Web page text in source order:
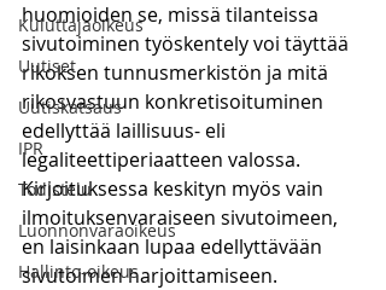
Kuluttajaoikeus
Uutiset
Uutiskatsaus
IPR
Todistelu
Luonnonvaraoikeus
Hallinto-oikeus
huomioiden se, missä tilanteissa
sivutoiminen työskentely voi täyttää
rikoksen tunnusmerkistön ja mitä
rikosvastuun konkretisoituminen
edellyttää laillisuus- eli
legaliteettiperiaatteen valossa.
Kirjoituksessa keskityn myös vain
ilmoituksenvaraiseen sivutoimeen,
en laisinkaan lupaa edellyttävään
sivutoimen harjoittamiseen.